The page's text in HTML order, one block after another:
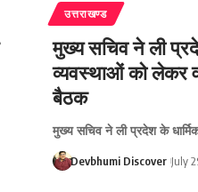
उत्तराखण्ड
मुख्य सचिव ने ली
व्यवस्थाओं को लेकर
बैठक
मुख्य सचिव ने ली प्रदेश के
Devbhumi Discover July